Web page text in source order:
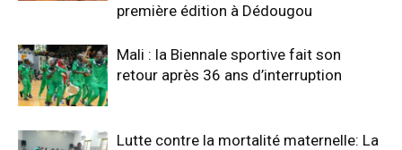
première édition à Dédougou
Mali : la Biennale sportive fait son
retour après 36 ans d’interruption
Lutte contre la mortalité maternelle: La